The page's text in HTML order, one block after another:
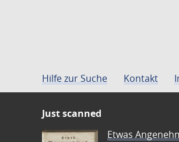
Hilfe zur Suche Kontakt
Just scanned
Etwas